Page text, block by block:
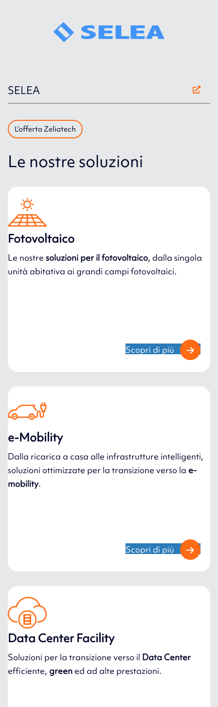
SELEA
L’offerta Zeliatech
Le nostre soluzioni
Fotovoltaico
Le nostre soluzioni per il fotovoltaico, dalla singola
unità abitativa ai grandi campi fotovoltaici.
Scopri di più
e-Mobility
Dalla ricarica a casa alle infrastrutture intelligenti,
soluzioni ottimizzate per la transizione verso la e-
mobility.
Scopri di più
Data Center Facility
Soluzioni per la transizione verso il Data Center
efficiente, green ed ad alte prestazioni.